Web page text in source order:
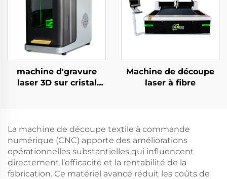
machine d'gravure
laser 3D sur cristal
Machine de découpe
laser à fibre
La machine de découpe textile à commande
numérique (CNC) apporte des améliorations
opérationnelles substantielles qui influencent
directement l’efficacité et la rentabilité de la
fabrication. Ce matériel avancé réduit les coûts de